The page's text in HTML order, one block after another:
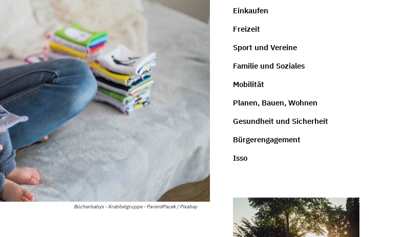
Bücherbabys - Krabbelgruppe - ParentiPacek / Pixabay
Einkaufen
Freizeit
Sport und Vereine
Familie und Soziales
Mobilität
Planen, Bauen, Wohnen
Gesundheit und Sicherheit
Bürgerengagement
Isso